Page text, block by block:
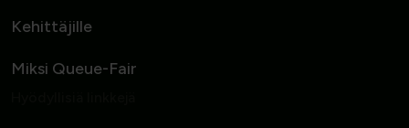
Kehittäjille
Miksi Queue-Fair